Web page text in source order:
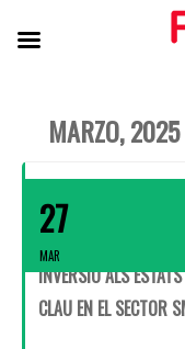
MARZO, 2025
27
MAR
INVERSIÓ ALS
CLAU EN EL SECTOR